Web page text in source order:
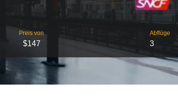
Preis von
$147
Abflüge
3